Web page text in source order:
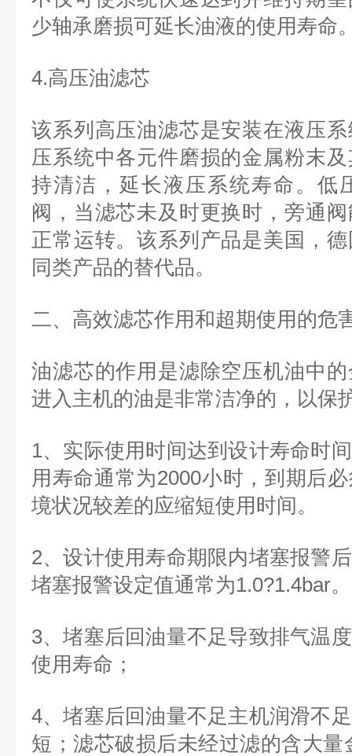
少轴承磨损可延长油液的使用寿命
4.高压油滤芯
该系列高压油滤芯是安装在液压
压系统中各元件磨损的金属粉末
持清洁，延长液压系统寿命。低
阀，当滤芯未及时更换时，旁通
正常运转。该系列产品是美国，
同类产品的替代品。
二、高效滤芯作用和超期使用的危
油滤芯的作用是滤除空压机油中
进入主机的油是非常洁净的，以保
1、实际使用时间达到设计寿命时
用寿命通常为2000小时，到期后
境状况较差的应缩短使用时间。
2、设计使用寿命期限内堵塞报警
堵塞报警设定值通常为1.0?1.4bar。
3、堵塞后回油量不足导致排气温
使用寿命；
4、堵塞后回油量不足主机润滑不
短；滤芯破损后未经过滤的含大